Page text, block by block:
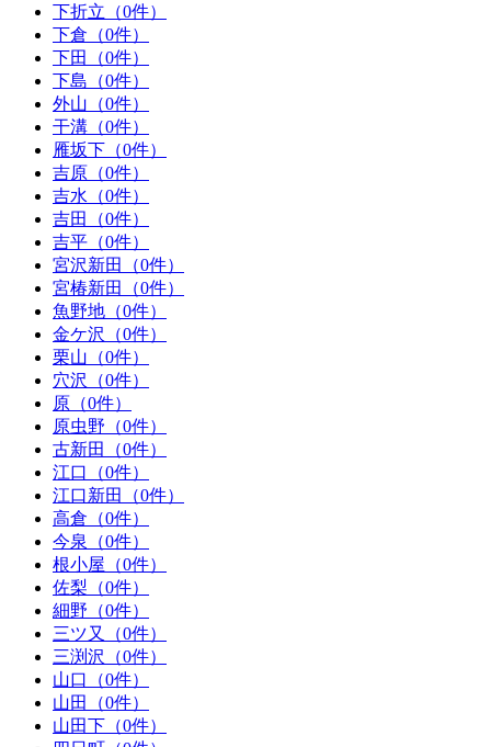
下折立（0件）
下倉（0件）
下田（0件）
下島（0件）
外山（0件）
干溝（0件）
雁坂下（0件）
吉原（0件）
吉水（0件）
吉田（0件）
吉平（0件）
宮沢新田（0件）
宮椿新田（0件）
魚野地（0件）
金ケ沢（0件）
栗山（0件）
穴沢（0件）
原（0件）
原虫野（0件）
古新田（0件）
江口（0件）
江口新田（0件）
高倉（0件）
今泉（0件）
根小屋（0件）
佐梨（0件）
細野（0件）
三ツ又（0件）
三渕沢（0件）
山口（0件）
山田（0件）
山田下（0件）